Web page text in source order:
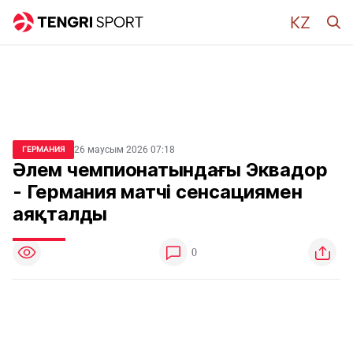
ГЕРМАНИЯ 26 маусым 2026 07:18
Әлем чемпионатындағы Эквадор
- Германия матчі сенсациямен
аяқталды
0